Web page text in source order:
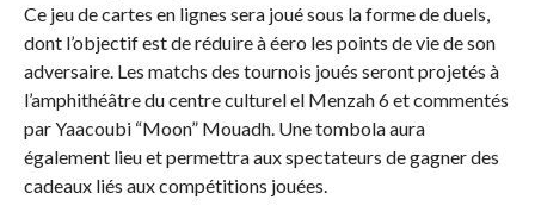
Ce jeu de cartes en lignes sera joué sous la forme de duels,
dont l’objectif est de réduire à éero les points de vie de son
adversaire. Les matchs des tournois joués seront projetés à
l’amphithéâtre du centre culturel el Menzah 6 et commentés
par Yaacoubi “Moon” Mouadh. Une tombola aura
également lieu et permettra aux spectateurs de gagner des
cadeaux liés aux compétitions jouées.